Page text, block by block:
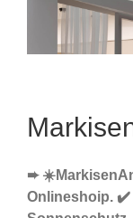
➨
Onlineshoip. ✔️